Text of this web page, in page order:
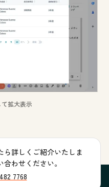
拡大表示
ら詳しくご紹介いたしま
わせください。
7768